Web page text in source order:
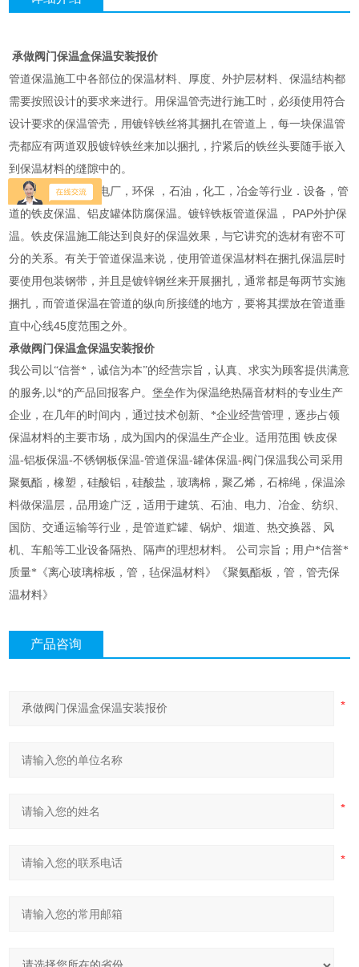
承做阀门保温盒保温安装报价
管道保温施工中各部位的保温材料、厚度、外护层材料、保温结构都
需要按照设计的要求来进行。用保温管壳进行施工时，必须使用符合
设计要求的保温管壳，用镀锌铁丝将其捆扎在管道上，每一块保温管
壳都应有两道双股镀锌铁丝来加以捆扎，拧紧后的铁丝头要随手嵌入
到保温材料的缝隙中的。
主要经营：建筑、电厂，环保 ，石油，化工，冶金等行业．设备，管
道的铁皮保温、铝皮罐体防腐保温。镀锌铁板管道保温， PAP外护保
温。铁皮保温施工能达到良好的保温效果，与它讲究的选材有密不可
分的关系。有关于管道保温来说，使用管道保温材料在捆扎保温层时
要使用包装钢带，并且是镀锌钢丝来开展捆扎，通常都是每两节实施
捆扎，而管道保温在管道的纵向所接缝的地方，要将其摆放在管道垂
直中心线45度范围之外。
承做阀门保温盒保温安装报价
我公司以“信誉*，诚信为本”的经营宗旨，认真、求实为顾客提供满意
的服务,以*的产品回报客户。堡垒作为保温绝热隔音材料的专业生产
企业，在几年的时间内，通过技术创新、*企业经营管理，逐步占领
保温材料的主要市场，成为国内的保温生产企业。适用范围 铁皮保
温-铝板保温-不锈钢板保温-管道保温-罐体保温-阀门保温我公司采用
聚氨酯，橡塑，硅酸铝，硅酸盐，玻璃棉，聚乙烯，石棉绳，保温涂
料做保温层，品用途广泛，适用于建筑、石油、电力、冶金、纺织、
国防、交通运输等行业，是管道贮罐、锅炉、烟道、热交换器、风
机、车船等工业设备隔热、隔声的理想材料。 公司宗旨；用户*信誉*
质量*《离心玻璃棉板，管，毡保温材料》《聚氨酯板，管，管壳保
温材料》
产品咨询